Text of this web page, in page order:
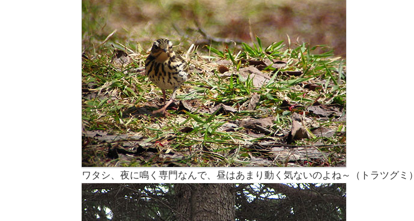
ワタシ、夜に鳴く専門なんで、昼はあまり動く気ないのよね～（トラツグミ）